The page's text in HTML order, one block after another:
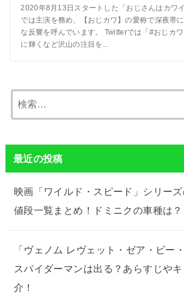
2020年8月13日スタートした「おじさんはカワ
では主演を務め、【おじカワ】の愛称で深夜帯
な反響を呼んでいます。 Twitterでは「#おじカ
に輝くなど沢山の注目を...
索:
最近の投稿
映画「ワイルド・スピード」シリー
値段一覧まとめ！ドミニクの車種は？
「ヴェノム レヴェット・ゼア・ビー
スパイダーマンは出る？あらすじや
介！